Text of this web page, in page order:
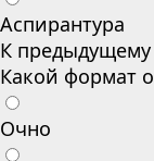
Аспирантура
К предыдущему
Какой формат
Очно